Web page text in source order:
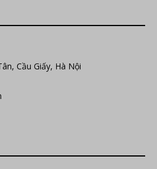
Cầu Giấy, Hà Nội